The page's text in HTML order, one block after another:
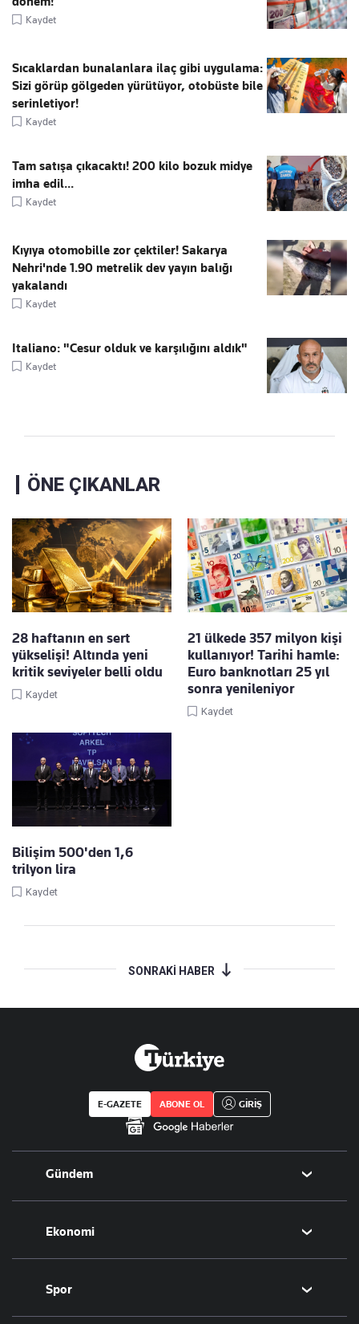
Kaydet
Sıcaklardan bunalanlara ilaç gibi uygulama:
Sizi görüp gölgeden yürütüyor, otobüste bile
serinletiyor!
Kaydet
Tam satışa çıkacaktı! 200 kilo bozuk midye
imha edil...
Kaydet
Kıyıya otomobille zor çektiler! Sakarya
Nehri'nde 1.90 metrelik dev yayın balığı
yakalandı
Kaydet
Italiano: "Cesur olduk ve karşılığını aldık"
Kaydet
ÖNE ÇIKANLAR
28 haftanın en sert
yükselişi! Altında yeni
kritik seviyeler belli oldu
Kaydet
21 ülkede 357 milyon kişi
kullanıyor! Tarihi hamle:
Euro banknotları 25 yıl
sonra yenileniyor
Kaydet
Bilişim 500'den 1,6
trilyon lira
Kaydet
SONRAKİ HABER
E-GAZETE ABONE OL GİRİŞ
Gündem
Politika
Eğitim
Ekonomi
Borsa
Altın
Spor